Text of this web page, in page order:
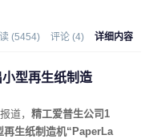
(5454) 评论 (4) 详细内容
型再生纸制造
道， 精工爱普生公司1
再生纸制造机“PaperLa